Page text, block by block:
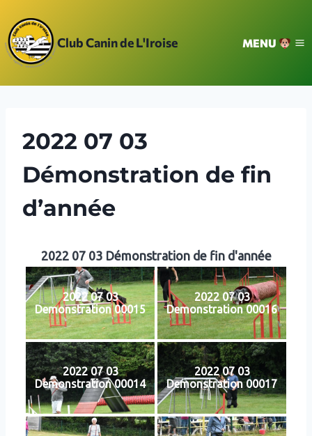
au
contenu
Club Canin de L'Iroise MENU
2022 07 03
Démonstration de fin
d’année
2022 07 03 Démonstration de fin d'année
2022 07 03
Demonstration 00015
2022 07 03
Demonstration 00016
2022 07 03
Demonstration 00014
2022 07 03
Demonstration 00017